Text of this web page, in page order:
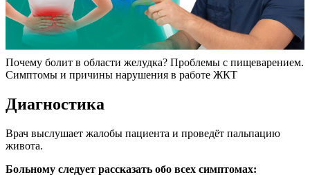
Почему болит в области желудка? Проблемы с пищеварением.
Симптомы и причины нарушения в работе ЖКТ
Диагностика
Врач выслушает жалобы пациента и проведёт пальпацию
живота.
Больному следует рассказать обо всех симптомах: